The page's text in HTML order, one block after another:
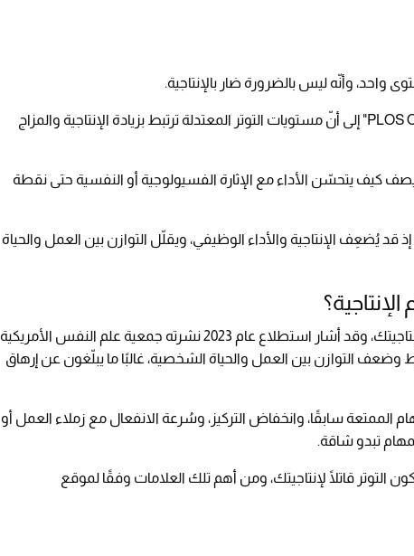
واحد، وأنّه ليس بالضرورة ضار بالإنتاجية.
فقد أشارت دراسة عام 2024 في مجلة "PLOS ONE" إلى أنّ مستويات التوتر المعتدلة ترتبط بزيادة الإنتاجية والمزاج
كيف يتحسّن الأداء مع الإثارة الفسيولوجية أو النفسية حتى نقطة
قد يُضعِف الإنتاجية والأداء الوظيفي، ويقلّل التوازن بين العمل والحياة
ليس من السهل معرفة متى أثّر التوتر في إنتاجيتك، وقد أشار استطلاع عام 2023 نشرته جمعية علم النفس الأمريكية
وضعف التوازن بين العمل والحياة الشخصية، غالبًا ما يبلّغون عن إرهاق
الممتعة سابقًا، وانخفاض التركيز، وسُرعة الانفعال مع زملاء العمل أو
تبدو شاقة.
قاتلًا لإنتاجيتك، ومن أهم تلك العلامات وفقًا لموقع